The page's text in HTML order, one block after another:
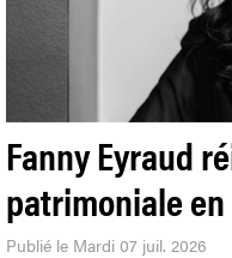
Fanny Eyraud
patrimoniale
Publié le Mardi 07 juil. 2026